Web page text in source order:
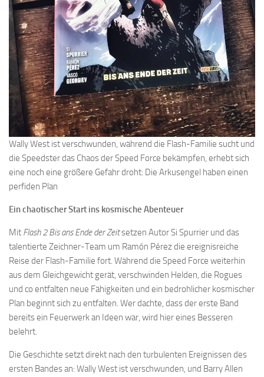
Wally West ist verschwunden, während die Flash-Familie sucht und
die Speedster das Chaos der Speed Force bekämpfen, erhebt sich
eine noch eine größere Gefahr droht: Die Arkusengel haben einen
perfiden Plan
Ein chaotischer Start ins kosmische Abenteuer
Mit Flash 2 Bis ans Ende der Zeitsetzen Autor Si Spurrier und das
talentierte Zeichner-Team um Ramón Pérez die ereignisreiche
Reise der Flash-Familie fort. Während die Speed Force weiterhin
aus dem Gleichgewicht gerät, verschwinden Helden, die Rogues
und co entfalten neue Fähigkeiten und ein bedrohlicher kosmischer
Plan beginnt sich zu entfalten. Wer dachte, dass der erste Band
bereits ein Feuerwerk an Ideen war, wird hier eines Besseren
belehrt.
Die Geschichte setzt direkt nach den turbulenten Ereignissen des
ersten Bandes an: Wally West ist verschwunden, und Barry Allen